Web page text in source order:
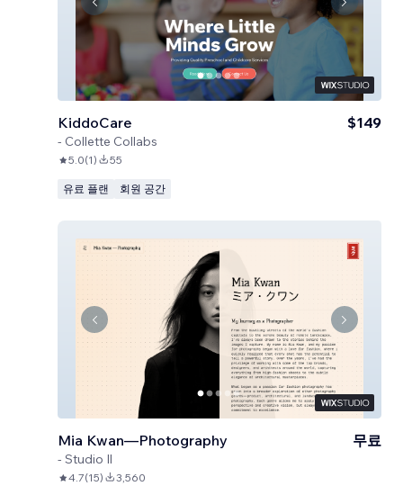
KiddoCare
- Collette Collabs
$149
5.0(1) 55
유료 플랜 회원 공간
Mia Kwan—Photography
- Studio Il
무료
4.7(15) 3,560